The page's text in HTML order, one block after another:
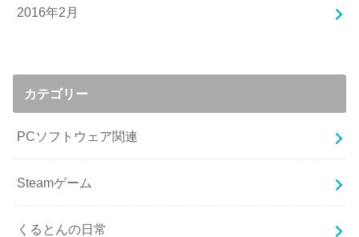
2016年2月
カテゴリー
PCソフトウェア関連
Steamゲーム
くるとんの日常